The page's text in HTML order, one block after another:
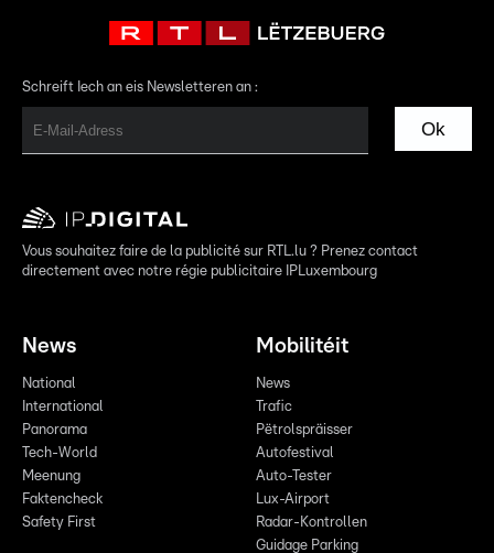
Schreift Iech an eis Newsletteren an :
Ok
Vous souhaitez faire de la publicité sur RTL.lu ? Prenez contact
directement avec notre régie publicitaire IPLuxembourg
News
National
International
Panorama
Tech-World
Meenung
Faktencheck
Safety First
Mobilitéit
News
Trafic
Pëtrolspräisser
Autofestival
Auto-Tester
Lux-Airport
Radar-Kontrollen
Guidage Parking